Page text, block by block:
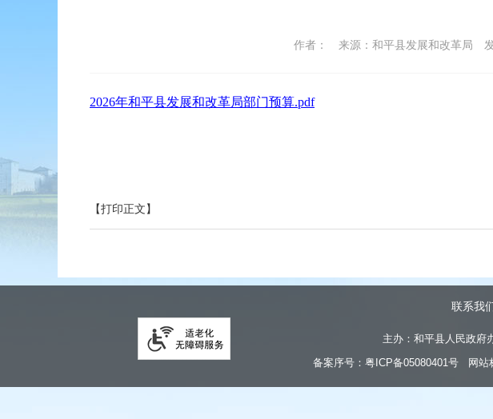
作者： 来源：和平县发展和改革局
2026年和平县发展和改革局部门预算.pdf
【打印正文】
联系我
主办：和平县人民政
备案序号： 粤ICP备05080401号 网站